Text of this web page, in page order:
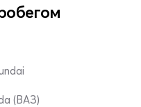
(ВАЗ)